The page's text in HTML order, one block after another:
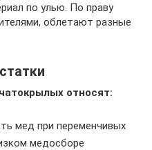
по улью. По праву
облетают разные
относят:
мед при переменчивых
медосборе